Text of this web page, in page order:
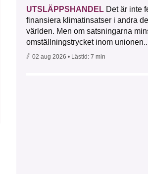
UTSLÄPPSHANDEL Det är inte
finansiera klimatinsatser i andra
världen. Men om satsningarna
omställningstrycket inom
02 aug 2026 • Lästid: 7 min